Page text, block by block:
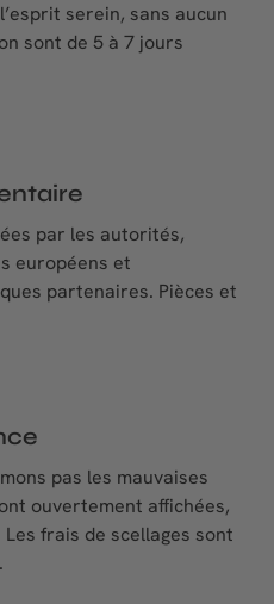
serein, sans aucun
sont de 5 à 7 jours
par les autorités,
européens et
partenaires. Pièces et
pas les mauvaises
ouvertement affichées,
frais de scellages sont